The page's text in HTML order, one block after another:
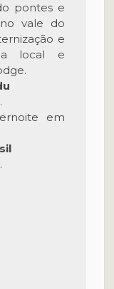
pontes e
vale do
e
local e
em